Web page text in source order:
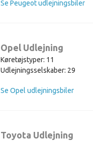
Se Peugeot udlejningsbiler
Opel Udlejning
Køretøjstyper: 11
Udlejningsselskaber: 29
Se Opel udlejningsbiler
Toyota Udlejning